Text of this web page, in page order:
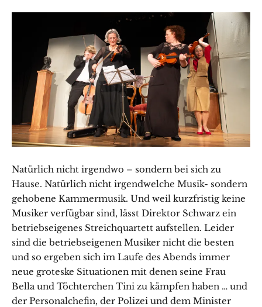
Natürlich nicht irgendwo – sondern bei sich zu
Hause. Natürlich nicht irgendwelche Musik- sondern
gehobene Kammermusik. Und weil kurzfristig keine
Musiker verfügbar sind, lässt Direktor Schwarz ein
betriebseigenes Streichquartett aufstellen. Leider
sind die betriebseigenen Musiker nicht die besten
und so ergeben sich im Laufe des Abends immer
neue groteske Situationen mit denen seine Frau
Bella und Töchterchen Tini zu kämpfen haben … und
der Personalchefin, der Polizei und dem Minister